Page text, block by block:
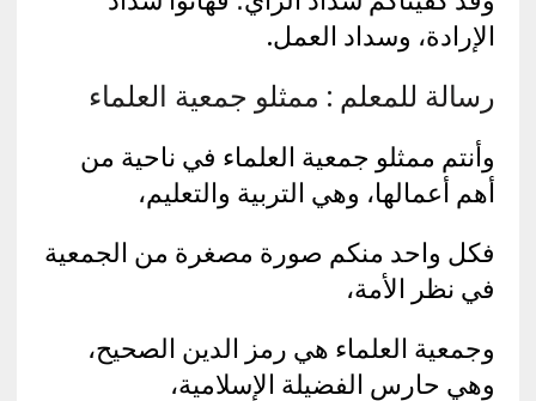
الإرادة، وسداد العمل.
رسالة للمعلم : ممثلو جمعية العلماء
وأنتم ممثلو جمعية العلماء في ناحية من
أهم أعمالها، وهي التربية والتعليم،
فكل واحد منكم صورة مصغرة من الجمعية
في نظر الأمة،
وجمعية العلماء هي رمز الدين الصحيح،
وهي حارس الفضيلة الإسلامية،